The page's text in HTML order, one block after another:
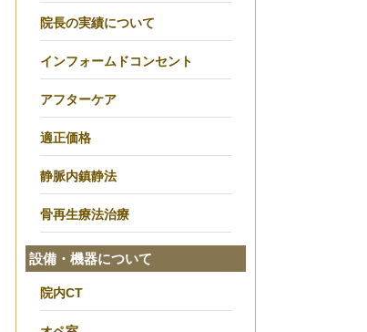
院長の実績について
インフォームドコンセント
アフターケア
適正価格
静脈内鎮静法
骨再生療法治療
設備・機器について
院内CT